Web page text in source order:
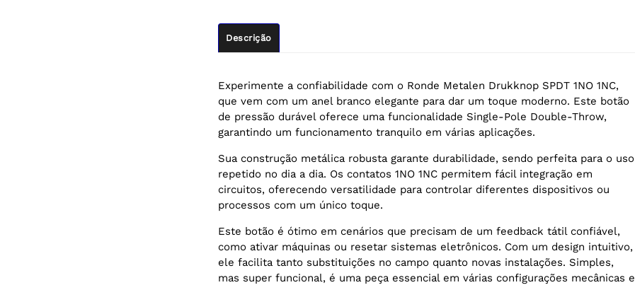
Descrição
Experimente a confiabilidade com o Ronde Metalen Drukknop SPDT 1NO 1NC,
que vem com um anel branco elegante para dar um toque moderno. Este botão
de pressão durável oferece uma funcionalidade Single-Pole Double-Throw,
garantindo um funcionamento tranquilo em várias aplicações.
Sua construção metálica robusta garante durabilidade, sendo perfeita para o uso
repetido no dia a dia. Os contatos 1NO 1NC permitem fácil integração em
circuitos, oferecendo versatilidade para controlar diferentes dispositivos ou
processos com um único toque.
Este botão é ótimo em cenários que precisam de um feedback tátil confiável,
como ativar máquinas ou resetar sistemas eletrônicos. Com um design intuitivo,
ele facilita tanto substituições no campo quanto novas instalações. Simples,
mas super funcional, é uma peça essencial em várias configurações mecânicas e